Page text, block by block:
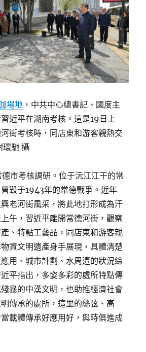
場地 ，中共中心總書記、國度主
近平在湖南考核。這是19日上
街考核時，同店東和游客親熱交
環馳 攝
市考核調研。位于沅江江干的常
毀于1943年的常德戰爭。近年
老河街風采，將此地打形成為汗
午，習近平離開常德河街，觀察
、特點工藝品，同店東和游客親
資文明遺產身手展現，具體清楚
用、城市計劃、水周遭的狀況綜
平指出，多姿多彩的處所特點傳
暴的中漢文明，也助推經濟社會
傳承的處所，這里的絲弦、高
載體傳承好應用好，與時俱進成